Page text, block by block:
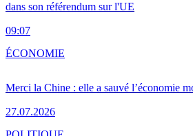
dans son référendum sur l'UE
09:07
Merci la Chine : elle a sauvé l’économie
27.07.2026
ÉCONOMIE